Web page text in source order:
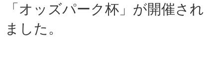
「オッズパーク杯」が開催され
ました。